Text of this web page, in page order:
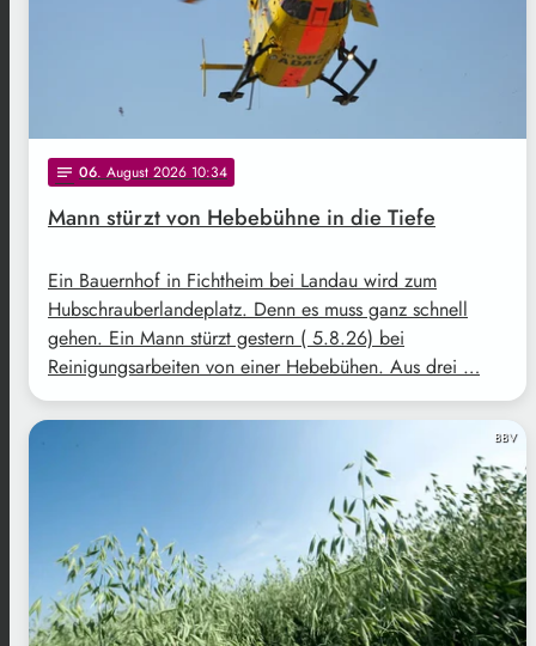
notes 06. August 2026 10:34
Mann stürzt von Hebebühne in die Tiefe
Ein Bauernhof in Fichtheim bei Landau wird zum
Hubschrauberlandeplatz. Denn es muss ganz schnell
gehen. Ein Mann stürzt gestern ( 5.8.26) bei
Reinigungsarbeiten von einer Hebebühen. Aus drei …
BBV